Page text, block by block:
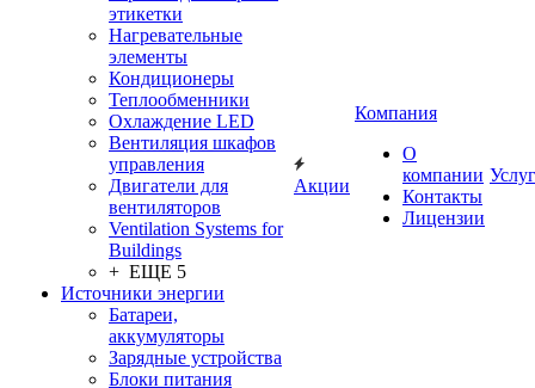
этикетки
Нагревательные
элементы
Кондиционеры
Теплообменники
Охлаждение LED
Вентиляция шкафов
управления
Двигатели для
вентиляторов
Ventilation Systems for
Buildings
+ ЕЩЕ 5
Источники энергии
Батареи,
аккумуляторы
Зарядные устройства
Блоки питания
Акции
Компания
О
компании
Контакты
Лицензии